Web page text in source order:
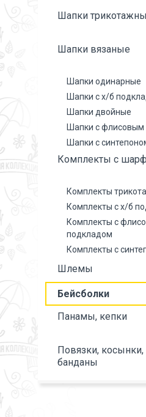
Шапки
Шапки вязаные
Шапки одинарные
Шапки с х/б
Шапки двойные
Шапки с флисовым
Шапки с
Комплекты с
Комплекты
Комплекты с х/б
Комплекты с
подкладом
Комплекты с
Шлемы
Бейсболки
Панамы, кепки
Повязки, косынки,
банданы